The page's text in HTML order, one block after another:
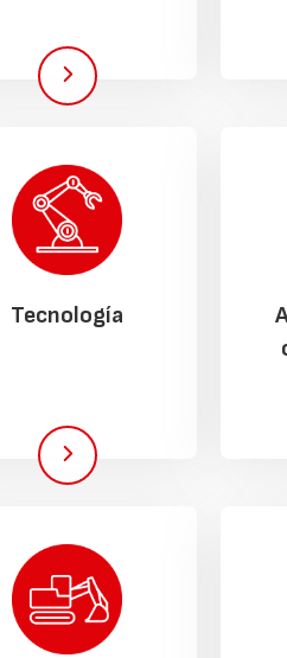
Tecnología